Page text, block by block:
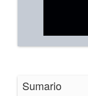
Sumario